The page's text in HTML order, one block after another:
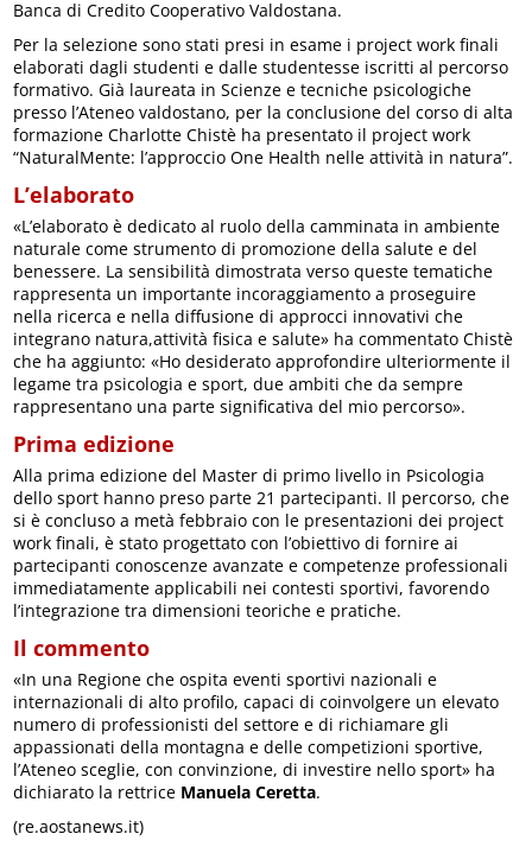
Banca di Credito Cooperativo Valdostana.
Per la selezione sono stati presi in esame i project work finali
elaborati dagli studenti e dalle studentesse iscritti al percorso
formativo. Già laureata in Scienze e tecniche psicologiche
presso l’Ateneo valdostano, per la conclusione del corso di alta
formazione Charlotte Chistè ha presentato il project work
“NaturalMente: l’approccio One Health nelle attività in natura”.
L’elaborato
«L’elaborato è dedicato al ruolo della camminata in ambiente
naturale come strumento di promozione della salute e del
benessere. La sensibilità dimostrata verso queste tematiche
rappresenta un importante incoraggiamento a proseguire
nella ricerca e nella diffusione di approcci innovativi che
integrano natura,attività fisica e salute» ha commentato Chistè
che ha aggiunto: «Ho desiderato approfondire ulteriormente il
legame tra psicologia e sport, due ambiti che da sempre
rappresentano una parte significativa del mio percorso».
Prima edizione
Alla prima edizione del Master di primo livello in Psicologia
dello sport hanno preso parte 21 partecipanti. Il percorso, che
si è concluso a metà febbraio con le presentazioni dei project
work finali, è stato progettato con l’obiettivo di fornire ai
partecipanti conoscenze avanzate e competenze professionali
immediatamente applicabili nei contesti sportivi, favorendo
l’integrazione tra dimensioni teoriche e pratiche.
Il commento
«In una Regione che ospita eventi sportivi nazionali e
internazionali di alto profilo, capaci di coinvolgere un elevato
numero di professionisti del settore e di richiamare gli
appassionati della montagna e delle competizioni sportive,
l’Ateneo sceglie, con convinzione, di investire nello sport» ha
dichiarato la rettrice Manuela Ceretta.
(re.aostanews.it)